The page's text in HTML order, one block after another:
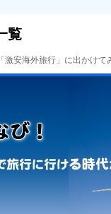
覧
安海外旅行」に出かけて